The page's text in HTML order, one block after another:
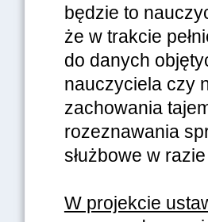
będzie to
że w trakcie
do danych
nauczyciela czy
zachowania
rozeznawania
służbowe w
W projekcie